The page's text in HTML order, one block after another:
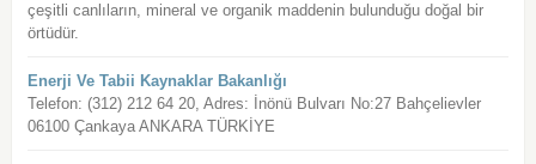
çeşitli canlıların, mineral ve organik maddenin bulunduğu doğal bir
örtüdür.
Enerji Ve Tabii Kaynaklar Bakanlığı
Telefon: (312) 212 64 20, Adres: İnönü Bulvarı No:27 Bahçelievler
06100 Çankaya ANKARA TÜRKİYE